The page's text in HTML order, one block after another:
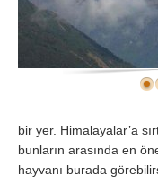
bir yer. Himalayalar’a
bunların arasında en
hayvanı burada